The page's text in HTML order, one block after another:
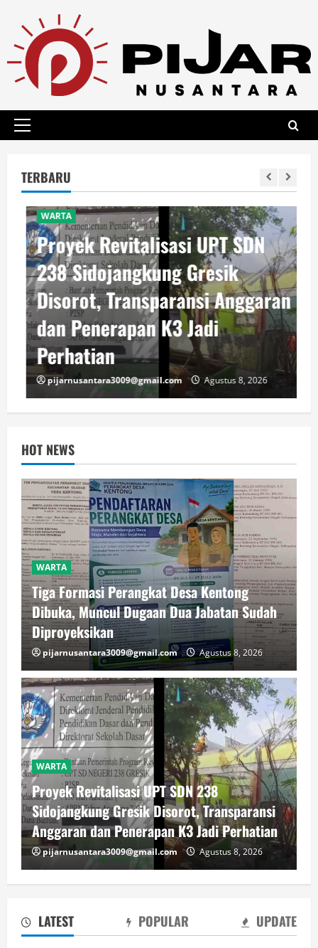
content
Primary
TERBARU
WARTA
Proyek Revitalisasi UPT SDN
238 Sidojangkung Gresik
Disorot, Transparansi Anggaran
dan Penerapan K3 Jadi
Perhatian
pijarnusantara3009@gmail.com Agustus 8, 2026
LATEST POPULAR UPDATE
HOT NEWS
WARTA
Tiga Formasi Perangkat Desa Kentong
Dibuka, Muncul Dugaan Dua Jabatan Sudah
Diproyeksikan
pijarnusantara3009@gmail.com Agustus 8, 2026
WARTA
Proyek Revitalisasi UPT SDN 238
Sidojangkung Gresik Disorot, Transparansi
Anggaran dan Penerapan K3 Jadi Perhatian
pijarnusantara3009@gmail.com Agustus 8, 2026